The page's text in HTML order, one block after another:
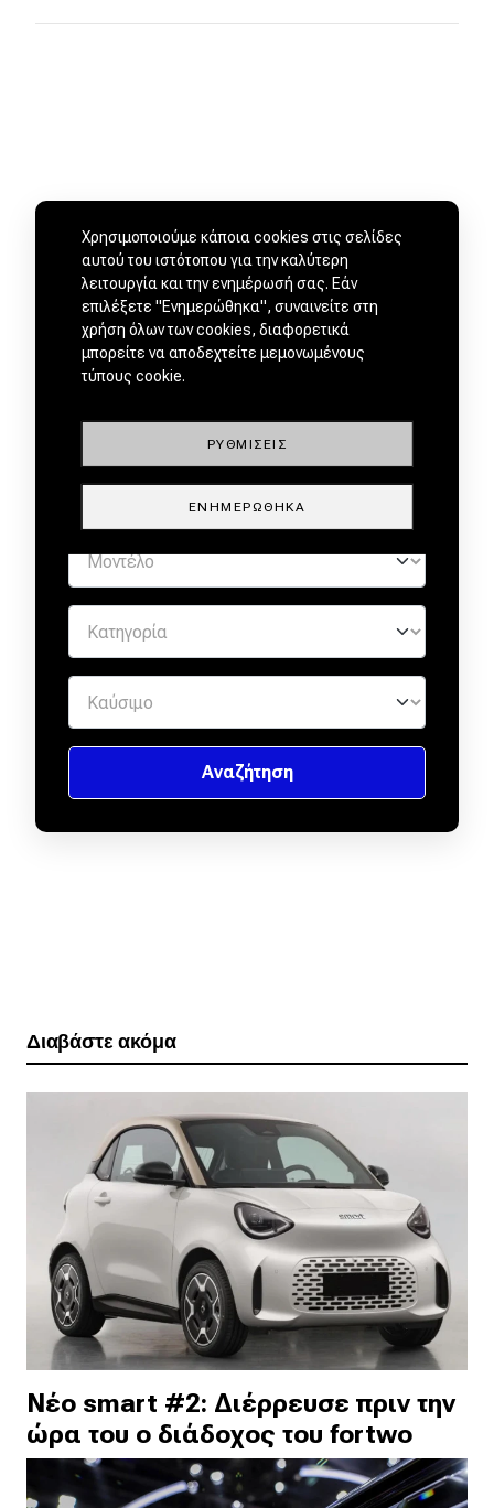
ΜΕΤΑΧΕΙΡΙΣΜΕΝΑ ΑΠΟ
ΕΜΠΙΣΤΟΥΣ ΕΜΠΟΡΟΥΣ by
Διαβάστε ακόμα
Νέο smart #2: Διέρρευσε πριν την
ώρα του ο διάδοχος του fortwo
Χρησιμοποιούμε κάποια cookies στις σελίδες
αυτού του ιστότοπου για την καλύτερη
λειτουργία και την ενημέρωσή σας. Εάν
επιλέξετε "Ενημερώθηκα", συναινείτε στη
χρήση όλων των cookies, διαφορετικά
μπορείτε να αποδεχτείτε μεμονωμένους
τύπους cookie.
ΡΥΘΜΊΣΕΙΣ
ΕΝΗΜΕΡΏΘΗΚΑ